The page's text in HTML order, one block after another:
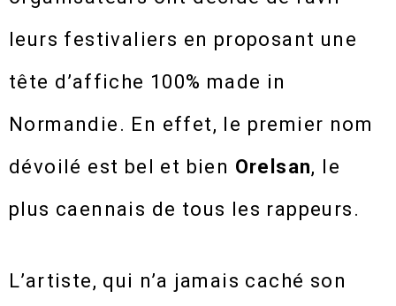
leurs festivaliers en proposant une
tête d’affiche 100% made in
Normandie. En effet, le premier nom
dévoilé est bel et bien Orelsan, le
plus caennais de tous les rappeurs.
L’artiste, qui n’a jamais caché son